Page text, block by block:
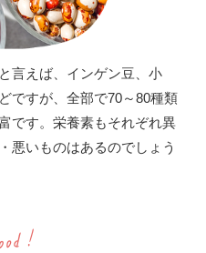
言えば、インゲン豆、小
ですが、全部で70～80種類
です。栄養素もそれぞれ異
悪いものはあるのでしょう